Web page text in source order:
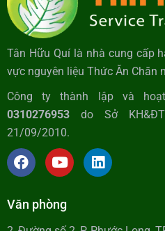
Tân Hữu Quí là nhà cung cấp
vực nguyên liệu Thức Ăn Chăn
Công ty thành lập và
0310276953 do Sở
21/09/2010.
Văn phòng